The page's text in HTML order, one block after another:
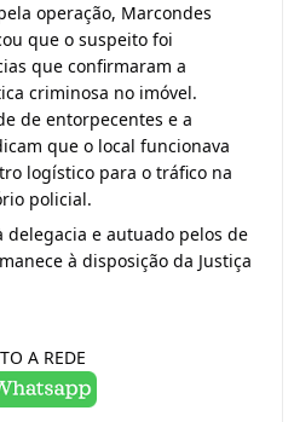
operação, Marcondes
que o suspeito foi
que confirmaram a
criminosa no imóvel.
de entorpecentes e a
que o local funcionava
logístico para o tráfico na
policial.
e autuado pelos de
à disposição da Justiça
A REDE